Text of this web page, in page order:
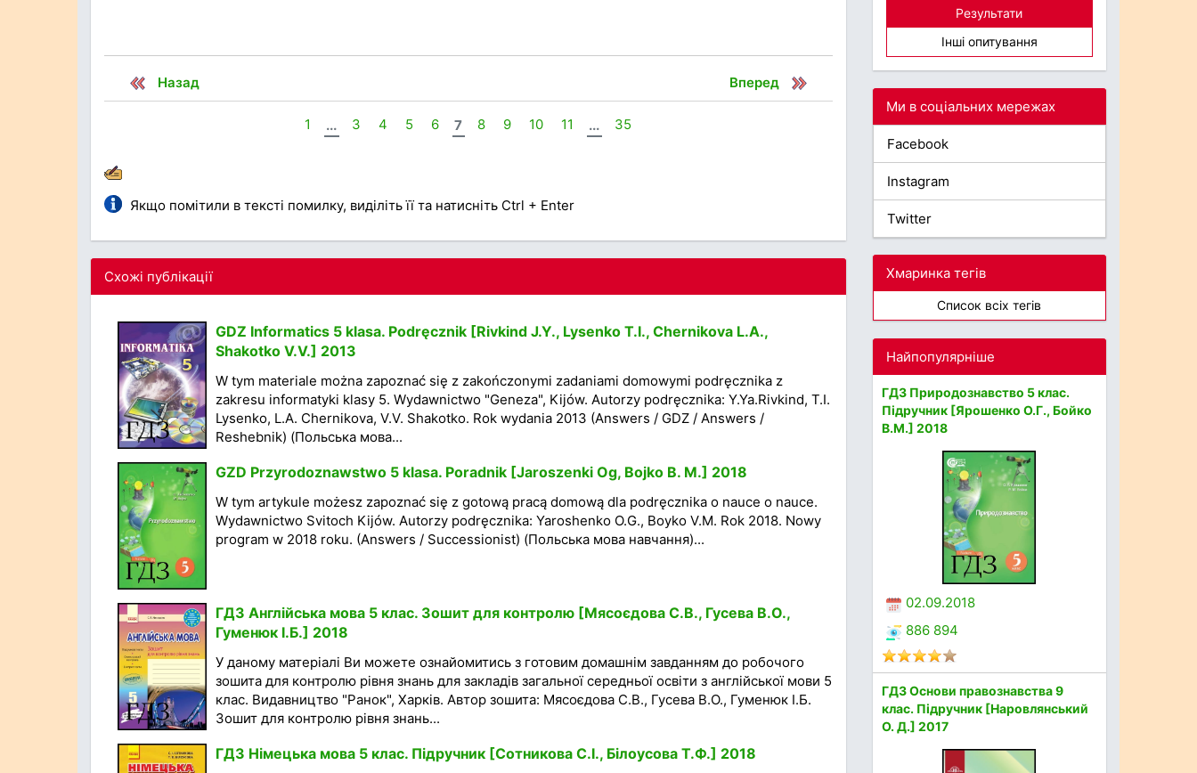
Назад Вперед
1 ... 3 4 5 6 7 8 9 10 11 ... 35
Якщо помітили в тексті помилку, виділіть її та натисніть Ctrl + Enter
Схожі публікації
GDZ Informatics 5 klasa. Podręcznik [Rivkind J.Y., Lysenko T.I., Chernikova L.A.,
Shakotko V.V.] 2013
W tym materiale można zapoznać się z zakończonymi zadaniami domowymi podręcznika z
zakresu informatyki klasy 5. Wydawnictwo "Geneza", Kijów. Autorzy podręcznika: Y.Ya.Rivkind, T.I.
Lysenko, L.A. Chernikova, V.V. Shakotko. Rok wydania 2013 (Answers / GDZ / Answers /
Reshebnik) (Польська мова...
GZD Przyrodoznawstwo 5 klasa. Poradnik [Jaroszenki Og, Bojko B. M.] 2018
W tym artykule możesz zapoznać się z gotową pracą domową dla podręcznika o nauce o nauce.
Wydawnictwo Svitoch Kijów. Autorzy podręcznika: Yaroshenko O.G., Boyko V.M. Rok 2018. Nowy
program w 2018 roku. (Answers / Successionist) (Польська мова навчання)...
ГДЗ Англійська мова 5 клас. Зошит для контролю [Мясоєдова С.В., Гусева В.О.,
Гуменюк І.Б.] 2018
У даному матеріалі Ви можете ознайомитись з готовим домашнім завданням до робочого
зошита для контролю рівня знань для закладів загальної середньої освіти з англійської мови 5
клас. Видавництво "Ранок", Харків. Автор зошита: Мясоєдова С.В., Гусева В.О., Гуменюк І.Б.
Зошит для контролю рівня знань...
ГДЗ Німецька мова 5 клас. Підручник [Сотникова С.І., Білоусова Т.Ф.] 2018
Результати
Інші опитування
Ми в соціальних мережах
Facebook
Instagram
Twitter
Хмаринка тегів
Список всіх тегів
Найпопулярніше
ГДЗ Природознавство 5 клас.
Підручник [Ярошенко О.Г., Бойко
В.М.] 2018
02.09.2018
886 894
ГДЗ Основи правознавства 9
клас. Підручник [Наровлянський
О. Д.] 2017